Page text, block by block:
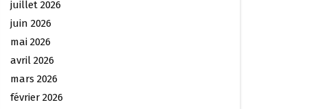
juillet 2026
juin 2026
mai 2026
avril 2026
mars 2026
février 2026